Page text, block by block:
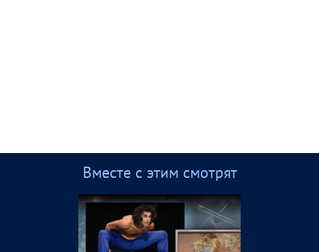
Вместе с этим смотрят